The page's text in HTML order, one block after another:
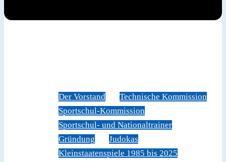
Der Vorstand
Technische Kommission
Sportschul-Kommission
Sportschul- und Nationaltrainer
Gründung
Judokas
Kleinstaatenspiele 1985 bis 2025